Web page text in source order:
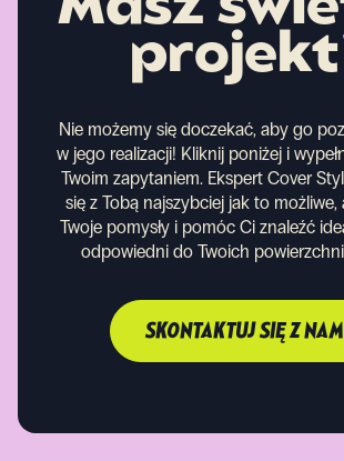
Nie możemy się doczekać, aby go
w jego realizacji! Kliknij poniżej i
Twoim zapytaniem. Ekspert Cover
się z Tobą najszybciej jak to
Twoje pomysły i pomóc Ci znaleźć
odpowiedni do Twoich
SKONTAKTUJ SIĘ Z